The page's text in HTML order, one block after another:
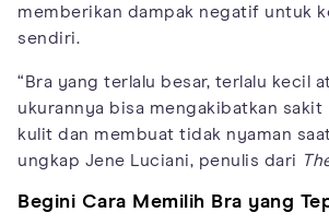
memberikan dampak negatif untuk
sendiri.
“Bra yang terlalu besar, terlalu kecil
ukurannya bisa mengakibatkan
kulit dan membuat tidak nyaman
ungkap Jene Luciani, penulis dari
Begini Cara Memilih Bra yang